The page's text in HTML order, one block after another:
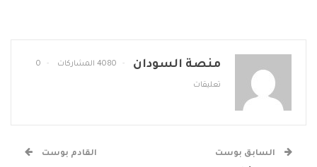
منصة السودان 4080 المشاركات 0
تعليقات
السابق بوست القادم بوست